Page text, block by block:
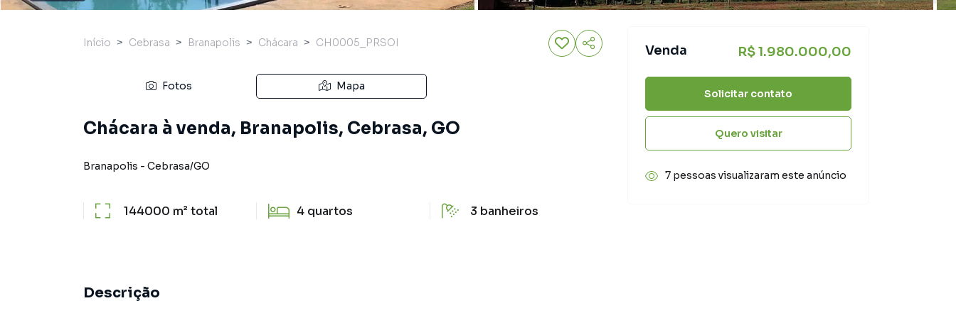
Início Cebrasa Branapolis Chácara CH0005_PRSOI
Fotos Mapa
Chácara à venda, Branapolis, Cebrasa, GO
Branapolis - Cebrasa/GO
144000 m²total 4 quartos 3 banheiros
Descrição
Venda R$ 1.980.000,00
Solicitar contato
Quero visitar
7 pessoas visualizaram este anúncio